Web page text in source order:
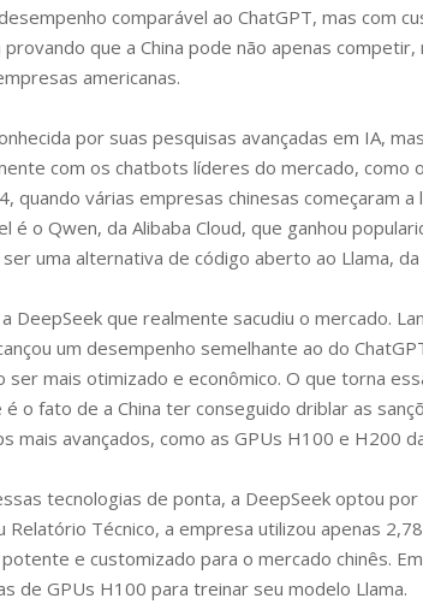
comparável ao ChatGPT, mas com
provando que a China pode não apenas
americanas.
por suas pesquisas avançadas em IA,
com os chatbots líderes do mercado, como
quando várias empresas chinesas começaram
é o Qwen, da Alibaba Cloud, que ganhou
uma alternativa de código aberto ao Llama,
DeepSeek que realmente sacudiu o mercado.
um desempenho semelhante ao do
ser mais otimizado e econômico. O que torna
o fato de a China ter conseguido driblar as
mais avançados, como as GPUs H100 e H200
tecnologias de ponta, a DeepSeek optou
Relatório Técnico, a empresa utilizou apenas
e customizado para o mercado chinês.
de GPUs H100 para treinar seu modelo Llama.